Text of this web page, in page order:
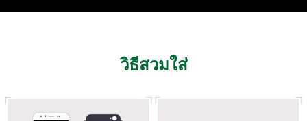
วิธีสวมใส่